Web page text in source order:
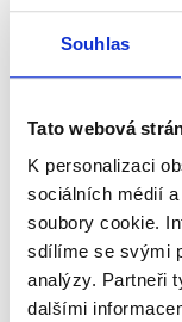
Souhlas
Tato webová
K personalizaci
sociálních médií
soubory cookie.
sdílíme se svými
analýzy. Partneři
dalšími
Newsletter
Sociální
Nenechte si
z
příspěvků